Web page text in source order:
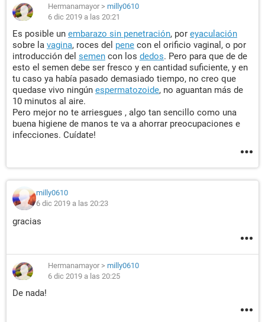
Hermanamayor > milly0610
6 dic 2019 a las 20:21
Es posible un embarazo sin penetración, por eyaculación
sobre la vagina, roces del pene con el orificio vaginal, o por
introducción del semen con los dedos. Pero para que de de
esto el semen debe ser fresco y en cantidad suficiente, y en
tu caso ya había pasado demasiado tiempo, no creo que
quedase vivo ningún espermatozoide, no aguantan más de
10 minutos al aire.
Pero mejor no te arriesgues , algo tan sencillo como una
buena higiene de manos te va a ahorrar preocupaciones e
infecciones. Cuídate!
milly0610
6 dic 2019 a las 20:23
gracias
Hermanamayor > milly0610
6 dic 2019 a las 20:25
De nada!